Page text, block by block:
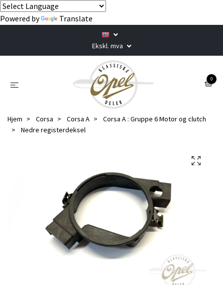
Powered by Translate
Ekskl. mva
0
Hjem Corsa Corsa A
Corsa A : Gruppe 6 Motor og clutch
Nedre registerdeksel